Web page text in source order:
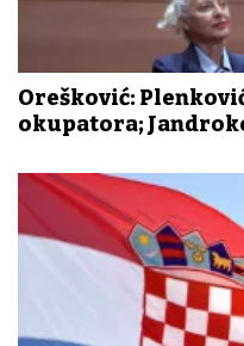
Orešković:
okupatora;